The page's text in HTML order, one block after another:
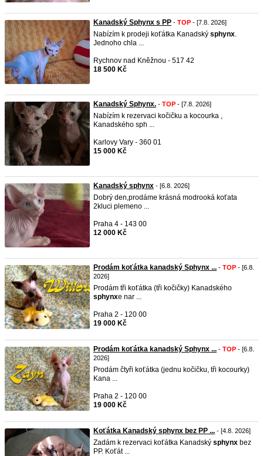
Kanadský Sphynx s PP - TOP - [7.8. 2026]
Nabízím k prodeji koťátka Kanadský sphynx.
Jednoho chla ...
Rychnov nad Kněžnou - 517 42
18 500 Kč
Kanadský Sphynx. - TOP - [7.8. 2026]
Nabízím k rezervaci kočičku a kocourka ,
Kanadského sph ...
Karlovy Vary - 360 01
15 000 Kč
Kanadský sphynx - [6.8. 2026]
Dobrý den,prodáme krásná modrooká koťata
2kluci plemeno ...
Praha 4 - 143 00
12 000 Kč
Prodám koťátka kanadský Sphynx ... - TOP - [6.8.
2026]
Prodám tři koťátka (tři kočičky) Kanadského
sphynxe nar ...
Praha 2 - 120 00
19 000 Kč
Prodám koťátka kanadský Sphynx ... - TOP - [6.8.
2026]
Prodám čtyři koťátka (jednu kočičku, tři kocourky)
Kana ...
Praha 2 - 120 00
19 000 Kč
Koťátka Kanadský sphynx bez PP ... - [4.8. 2026]
Zadám k rezervaci koťátka Kanadský sphynx bez
PP. Koťát ...